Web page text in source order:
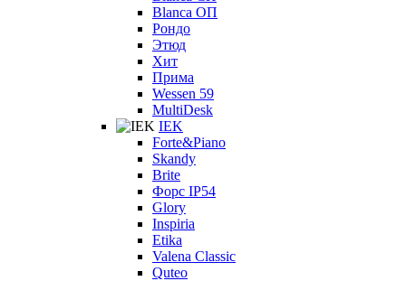
Blanca ОП
Рондо
Этюд
Хит
Прима
Wessen 59
MultiDesk
IEK
Forte&Piano
Skandy
Brite
Форс IP54
Glory
Inspiria
Etika
Valena Classic
Quteo